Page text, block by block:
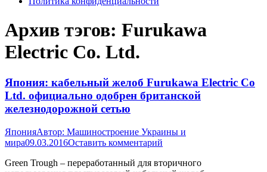
Архив тэгов: Furukawa
Electric Co. Ltd.
Япония: кабельный желоб Furukawa Electric Co
Ltd. официально одобрен британской
железнодорожной сетью
ЯпонияАвтор: Машиностроение Украины и
мира09.03.2016Оставить комментарий
Green Trough – переработанный для вторичного